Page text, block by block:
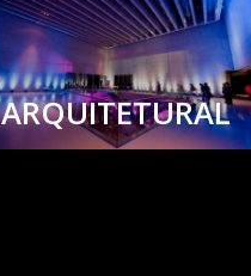
ARQUITETURAL